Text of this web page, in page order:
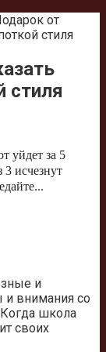
от
стиля
стиля
уйдет за 5
3 исчезнут
и
и внимания со
Когда школа
своих